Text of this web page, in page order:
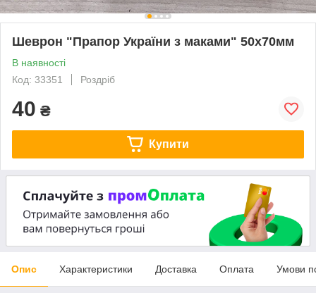
Шеврон "Прапор України з маками" 50х70мм
В наявності
Код: 33351
Роздріб
40 ₴
Купити
Опис Характеристики Доставка Оплата Умови